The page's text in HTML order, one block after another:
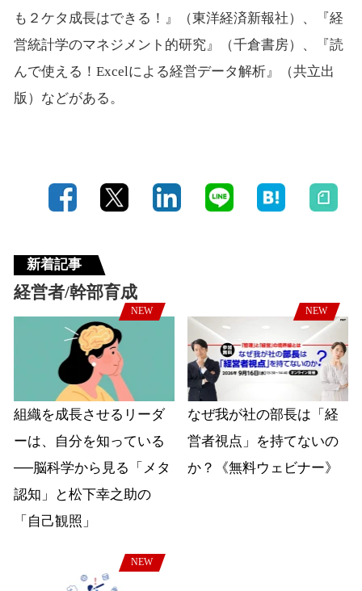
も２ケタ成長はできる！』（東洋経済新報社）、『経
営統計学のマネジメント的研究』（千倉書房）、『読
んで使える！Excelによる経営データ解析』（共立出
版）などがある。
新着記事
経営者/幹部育成
NEW
組織を成長させるリーダ
ーは、自分を知っている
──脳科学から見る「メタ
認知」と松下幸之助の
「自己観照」
NEW
なぜ我が社の部長は「経
営者視点」を持てないの
か？《無料ウェビナー》
NEW